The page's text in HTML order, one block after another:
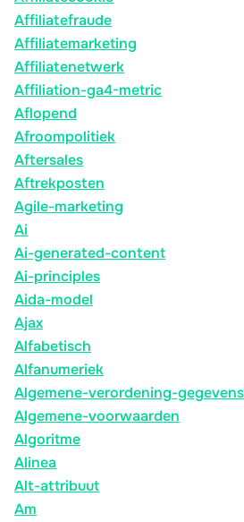
Affiliatefraude
Affiliatemarketing
Affiliatenetwerk
Affiliation-ga4-metric
Aflopend
Afroompolitiek
Aftersales
Aftrekposten
Agile-marketing
Ai
Ai-generated-content
Ai-principles
Aida-model
Ajax
Alfabetisch
Alfanumeriek
Algemene-verordening-
Algemene-voorwaarden
Algoritme
Alinea
Alt-attribuut
Am